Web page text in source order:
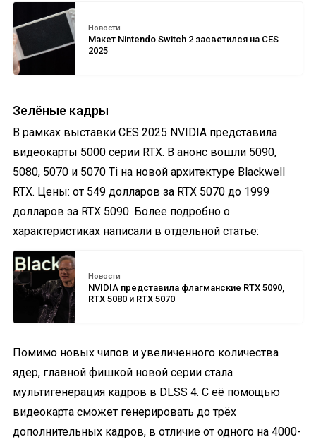
Новости
Макет Nintendo Switch 2 засветился на CES
2025
Зелёные кадры
В рамках выставки CES 2025 NVIDIA представила
видеокарты 5000 серии RTX. В анонс вошли 5090,
5080, 5070 и 5070 Ti на новой архитектуре Blackwell
RTX. Цены: от 549 долларов за RTX 5070 до 1999
долларов за RTX 5090. Более подробно о
характеристиках написали в отдельной статье:
Новости
NVIDIA представила флагманские RTX 5090,
RTX 5080 и RTX 5070
Помимо новых чипов и увеличенного количества
ядер, главной фишкой новой серии стала
мультигенерация кадров в DLSS 4. С её помощью
видеокарта сможет генерировать до трёх
дополнительных кадров, в отличие от одного на 4000-